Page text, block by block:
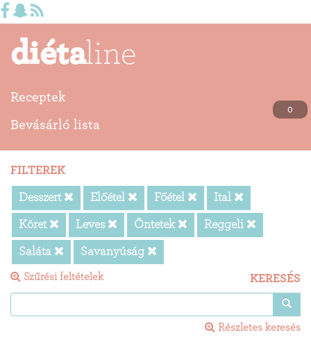
diétaline
Receptek
Bevásárló lista
0
FILTEREK
Desszert Előétel Főétel Ital
Köret Leves Öntetek Reggeli
Saláta Savanyúság
Szűrési feltételek KERESÉS
Részletes keresés